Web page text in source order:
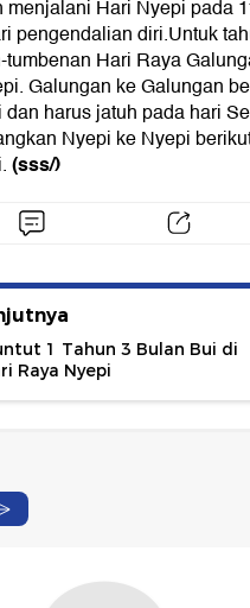
menjalani Hari Nyepi pada
pengendalian diri.Untuk
tumbenan Hari Raya
Galungan ke Galungan
harus jatuh pada hari
Nyepi ke Nyepi
(sss/)
1 Tahun 3 Bulan Bui di
Raya Nyepi